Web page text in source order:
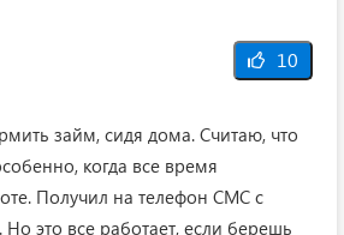
10
займ, сидя дома. Считаю, что
когда все время
Получил на телефон СМС с
это все работает, если берешь